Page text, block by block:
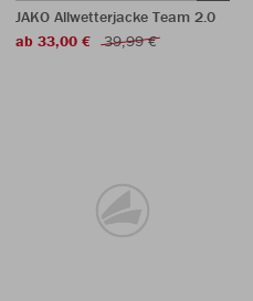
JAKO Allwetterjacke Team 2.0
ab 33,00 €
39,99 €